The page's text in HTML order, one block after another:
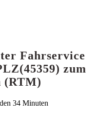
Fahrservice
zum
(RTM)
34 Minuten